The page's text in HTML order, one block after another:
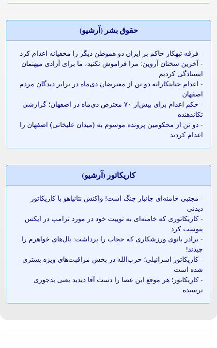
حقوق بشر (آرشيو)
- فرقه تبهکار حاکم بر ایران دو هموطن دیگر را مخفیانه اعدام کرد
- آخرین سخنان آروین: مرا فراموش نکنید، ما برای آزادی میهنمان
ایستادگی کردیم
- اعدام جنایتکارانه دو تن از معترضان دی‌ماه در برابر دیدگان مردم
اصفهان
-
حکم اعدام برای بیش‌از ۷۰ معترض دی‌ماه در اصفهان؛ گزارشی
تکاندهنده
- دو تن از محکومین پرونده موسوم به (میدان علیخانی) اصفهان را
اعدام کردند
کاريکاتور (آرشيو)
- مجتبی خامنه‌ای جانباز جنگ است! واکنش نتانیاهو با کاریکاتور
دیدنی
- کاریکاتوری که خامنه‌ای به توییت خود در مورد ترامپ در ایکس
پیوست کرد
- برادر بانوی ورزشکاری که حجاب را برداشت: بال‌های خواهرم را
چیدند!
- کاریکاتور اسرائیلی؛ حزب‌الله در بخش مراقبت‌های ویژه بستری
شده است
- کاریکاتور؛ هر موقع این عصا را دست آقا دیدید یعنی بدجوری
ترسیده